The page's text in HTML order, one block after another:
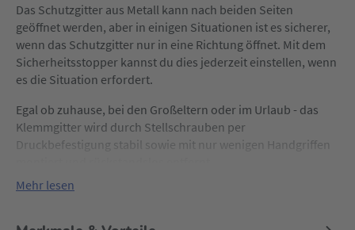
Das Schutzgitter aus Metall kann nach beiden Seiten
geöffnet werden, aber in einigen Situationen ist es sicherer,
wenn das Schutzgitter nur in eine Richtung öffnet. Mit dem
Sicherheitsstopper kannst du dies jederzeit einstellen, wenn
es die Situation erfordert.
Egal ob zuhause, bei den Großeltern oder im Urlaub - das
Klemmgitter wird durch Stellschrauben per
Druckbefestigung stabil sowie mit nur wenigen Handgriffen
Das hauck-Set Clear Step ist nicht nur für Durchgänge mit
kann durch die separat erhältlichen Verlängerungen von 9
Mehr lesen